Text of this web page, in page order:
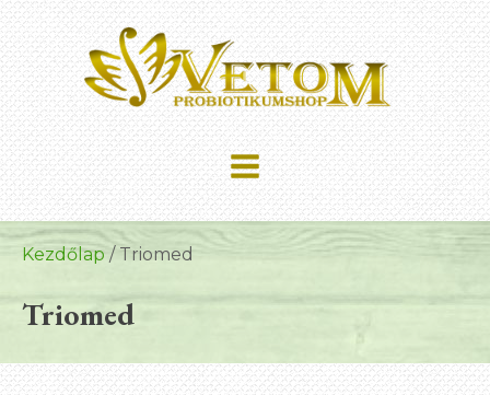
Kezdőlap / Triomed
Triomed